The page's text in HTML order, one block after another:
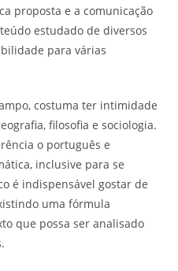
proposta e a comunicação
estudado de diversos
para várias
costuma ter intimidade
filosofia e sociologia.
o português e
inclusive para se
é indispensável gostar de
uma fórmula
que possa ser analisado